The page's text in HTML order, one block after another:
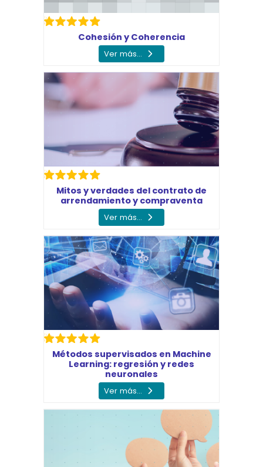
Cohesión y Coherencia
Ver más...
Mitos y verdades del contrato de
arrendamiento y compraventa
Ver más...
Métodos supervisados en Machine
Learning: regresión y redes
neuronales
Ver más...